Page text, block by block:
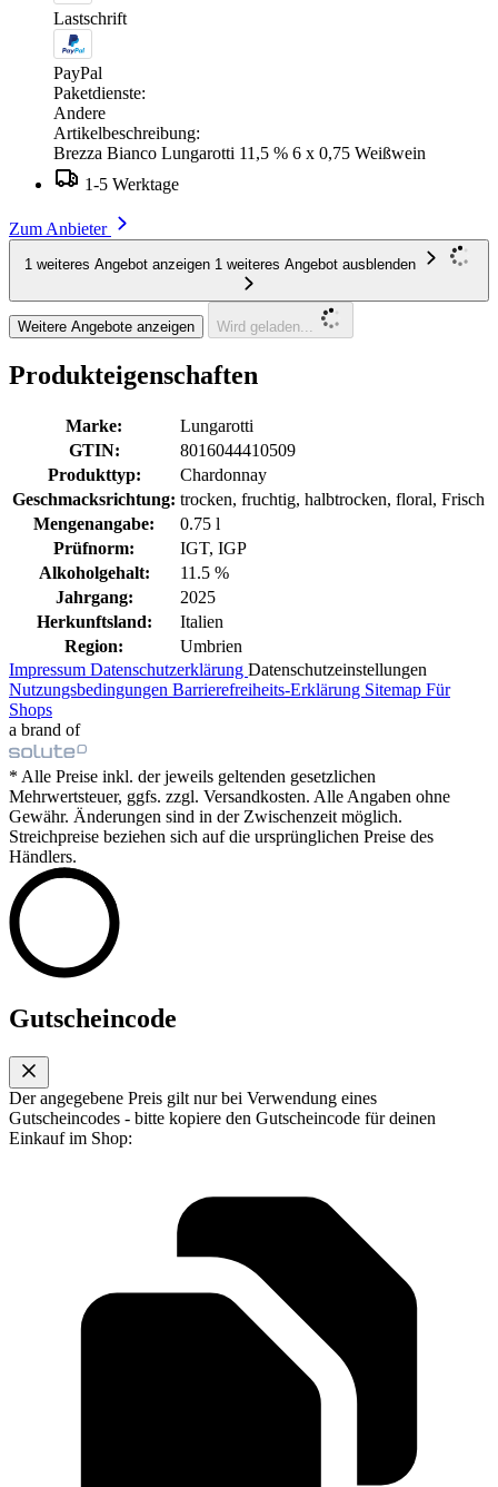
Lastschrift
PayPal
Paketdienste:
Andere
Artikelbeschreibung:
Brezza Bianco Lungarotti 11,5 % 6 x 0,75 Weißwein
1-5 Werktage
Zum Anbieter
1 weiteres Angebot anzeigen 1 weiteres Angebot ausblenden
Weitere Angebote anzeigen Wird geladen...
Produkteigenschaften
Marke:
Lungarotti
GTIN:
8016044410509
Produkttyp:
Chardonnay
Geschmacksrichtung: trocken, fruchtig, halbtrocken, floral, Frisch
Mengenangabe:
0.75 l
Prüfnorm:
IGT, IGP
Alkoholgehalt:
11.5 %
Jahrgang:
2025
Herkunftsland:
Italien
Region:
Umbrien
Impressum Datenschutzerklärung Datenschutzeinstellungen
Nutzungsbedingungen Barrierefreiheits-Erklärung Sitemap Für
Shops
a brand of
* Alle Preise inkl. der jeweils geltenden gesetzlichen
Mehrwertsteuer, ggfs. zzgl. Versandkosten. Alle Angaben ohne
Gewähr. Änderungen sind in der Zwischenzeit möglich.
Streichpreise beziehen sich auf die ursprünglichen Preise des
Händlers.
Gutscheincode
Der angegebene Preis gilt nur bei Verwendung eines
Gutscheincodes - bitte kopiere den Gutscheincode für deinen
Einkauf im Shop: